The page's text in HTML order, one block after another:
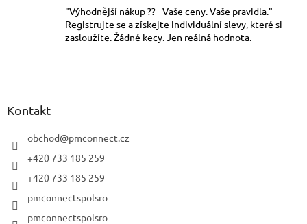
a
c
í
v
á
n
í
"Výhodnější nákup ?? - Vaše ceny. Vaše pravidla."
Registrujte se a získejte individuální slevy, které si
zasloužíte. Žádné kecy. Jen reálná hodnota.
Z
Kontakt
obchod@pmconnect.cz
+420 733 185 259
+420 733 185 259
pmconnectspolsro
pmconnectspolsro